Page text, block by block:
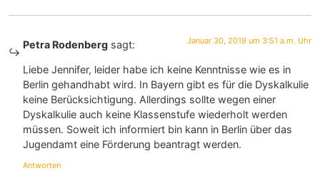
Petra Rodenberg sagt: Januar 30, 2019 um 3:51 a.m. Uhr
Liebe Jennifer, leider habe ich keine Kenntnisse wie es in
Berlin gehandhabt wird. In Bayern gibt es für die Dyskalkulie
keine Berücksichtigung. Allerdings sollte wegen einer
Dyskalkulie auch keine Klassenstufe wiederholt werden
müssen. Soweit ich informiert bin kann in Berlin über das
Jugendamt eine Förderung beantragt werden.
Antworten